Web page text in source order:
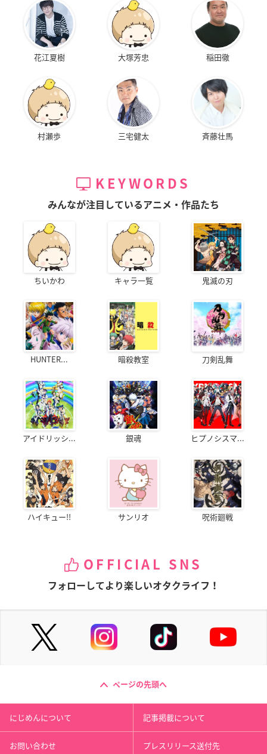
花江夏樹 大塚芳忠 稲田徹
村瀬歩 三宅健太 斉藤壮馬
KEYWORDS
みんなが注目しているアニメ・作品たち
ちいかわ キャラ一覧 鬼滅の刃
HUNTER... 暗殺教室 刀剣乱舞
アイドリッシ... 銀魂 ヒプノシスマ...
ハイキュー!! サンリオ 呪術廻戦
OFFICIAL SNS
フォローしてより楽しいオタクライフ！
ページの先頭へ
にじめんについて 記事掲載について
お問い合わせ プレスリリース送付先